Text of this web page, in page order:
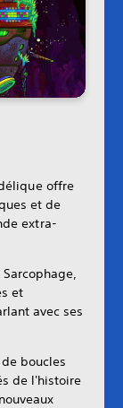
offre
et de
extra-
et
avec ses
boucles
de l'histoire